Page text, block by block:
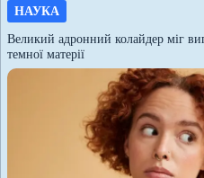
НАУКА
Великий адронний колайдер міг
темної матерії